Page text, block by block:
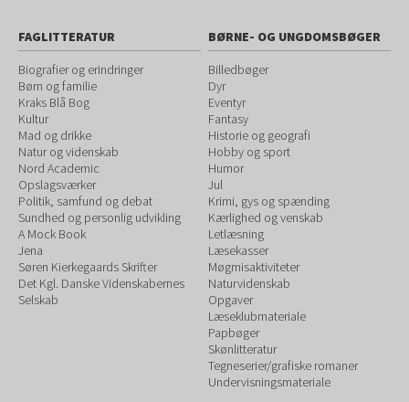
FAGLITTERATUR
Biografier og erindringer
Børn og familie
Kraks Blå Bog
Kultur
Mad og drikke
Natur og videnskab
Nord Academic
Opslagsværker
Politik, samfund og debat
Sundhed og personlig udvikling
A Mock Book
Jena
Søren Kierkegaards Skrifter
Det Kgl. Danske Videnskabernes
Selskab
BØRNE- OG UNGDOMSBØGER
Billedbøger
Dyr
Eventyr
Fantasy
Historie og geografi
Hobby og sport
Humor
Jul
Krimi, gys og spænding
Kærlighed og venskab
Letlæsning
Læsekasser
Møgmisaktiviteter
Naturvidenskab
Opgaver
Læseklubmateriale
Papbøger
Skønlitteratur
Tegneserier/grafiske romaner
Undervisningsmateriale